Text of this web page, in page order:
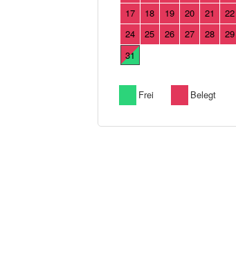
17
18 19 20 21 22
24
25 26 27 28 29
31
Frei Belegt